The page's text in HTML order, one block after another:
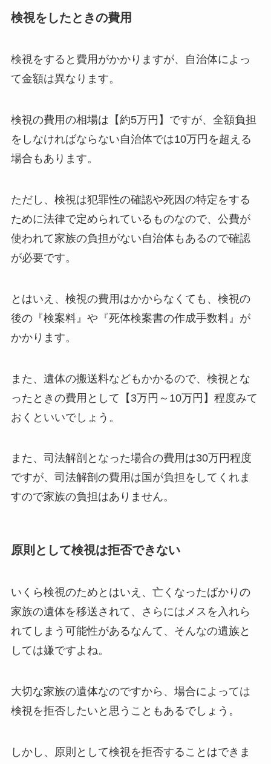
検視をしたときの費用
検視をすると費用がかかりますが、自治体によっ
て金額は異なります。
検視の費用の相場は【約5万円】ですが、全額負担
をしなければならない自治体では10万円を超える
場合もあります。
ただし、検視は犯罪性の確認や死因の特定をする
ために法律で定められているものなので、公費が
使われて家族の負担がない自治体もあるので確認
が必要です。
とはいえ、検視の費用はかからなくても、検視の
後の『検案料』や『死体検案書の作成手数料』が
かかります。
また、遺体の搬送料などもかかるので、検視とな
ったときの費用として【3万円～10万円】程度みて
おくといいでしょう。
また、司法解剖となった場合の費用は30万円程度
ですが、司法解剖の費用は国が負担をしてくれま
すので家族の負担はありません。
原則として検視は拒否できない
いくら検視のためとはいえ、亡くなったばかりの
家族の遺体を移送されて、さらにはメスを入れら
れてしまう可能性があるなんて、そんなの遺族と
しては嫌ですよね。
大切な家族の遺体なのですから、場合によっては
検視を拒否したいと思うこともあるでしょう。
しかし、原則として検視を拒否することはできま